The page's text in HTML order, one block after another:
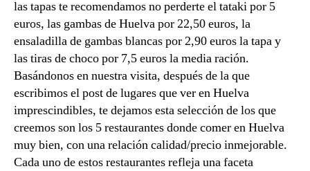
las tapas te recomendamos no perderte el tataki por 5
euros, las gambas de Huelva por 22,50 euros, la
ensaladilla de gambas blancas por 2,90 euros la tapa y
las tiras de choco por 7,5 euros la media ración.
Basándonos en nuestra visita, después de la que
escribimos el post de lugares que ver en Huelva
imprescindibles, te dejamos esta selección de los que
creemos son los 5 restaurantes donde comer en Huelva
muy bien, con una relación calidad/precio inmejorable.
Cada uno de estos restaurantes refleja una faceta